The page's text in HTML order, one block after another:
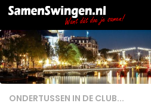
Doorgaan naar inhoud
ONDERTUSSEN IN DE CLUB...